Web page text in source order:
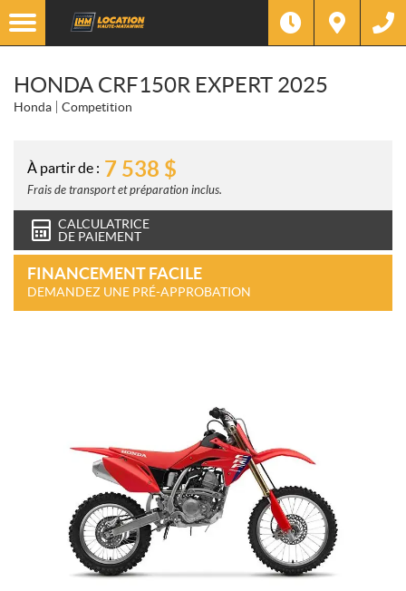
HONDA CRF150R EXPERT 2025
Honda Competition
À partir de : 7 538 $
Frais de transport et préparation inclus.
CALCULATRICE
DE PAIEMENT
FINANCEMENT FACILE
DEMANDEZ UNE PRÉ-APPROBATION